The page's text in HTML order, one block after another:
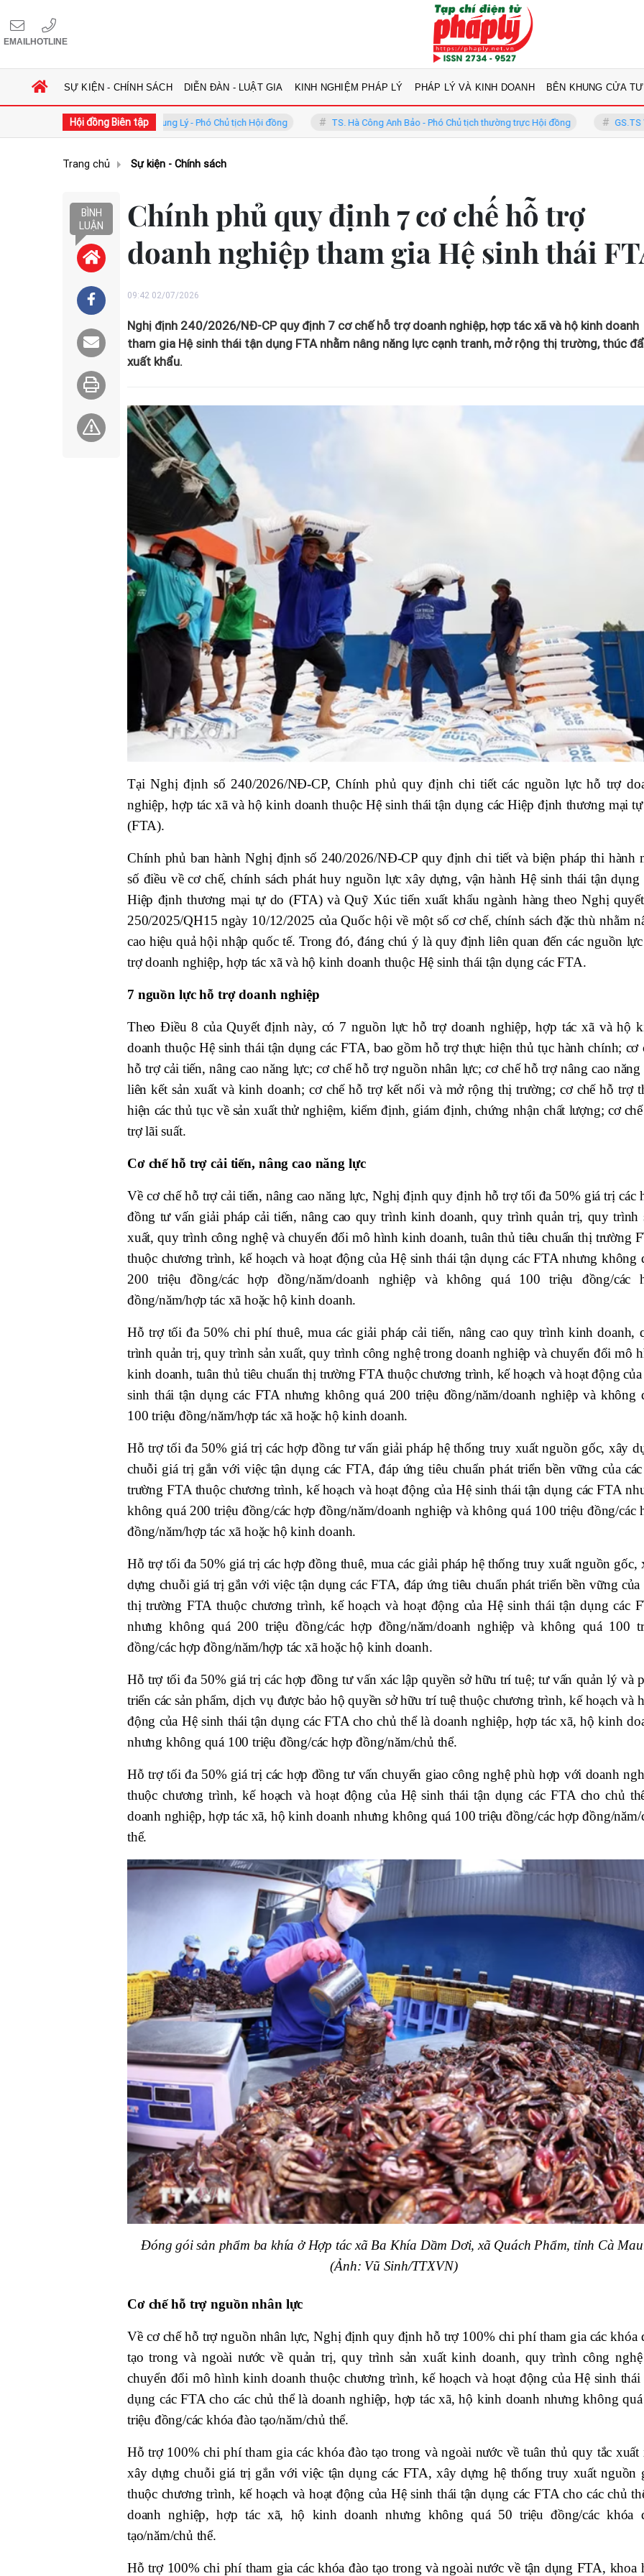
EMAILHOTLINE
SỰ KIỆN - CHÍNH SÁCH DIỄN ĐÀN - LUẬT GIA KINH NGHIỆM PHÁP LÝ PHÁP LÝ VÀ KINH DOANH BÊN KHUNG CỬA
Hội đồng Biên tập
GS.TS. Phan Trung Lý - Phó Chủ tịch Hội đồng TS. Hà Công Anh Bảo - Phó Chủ tịch thường trực Hội đồng GS.TS Võ Khánh
Trang chủ Sự kiện - Chính sách
BÌNH
LUẬN
Chính phủ quy định 7 cơ chế hỗ trợ
doanh nghiệp tham gia Hệ sinh thái
09:42 02/07/2026
Nghị định 240/2026/NĐ-CP quy định 7 cơ chế hỗ trợ doanh nghiệp, hợp tác xã và hộ kinh doanh
tham gia Hệ sinh thái tận dụng FTA nhằm nâng năng lực cạnh tranh, mở rộng thị trường, thúc
xuất khẩu.
Tại Nghị định số 240/2026/NĐ-CP, Chính phủ quy định chi tiết các nguồn lực hỗ trợ
nghiệp, hợp tác xã và hộ kinh doanh thuộc Hệ sinh thái tận dụng các Hiệp định thương mại
(FTA).
Chính phủ ban hành Nghị định số 240/2026/NĐ-CP quy định chi tiết và biện pháp thi hành
số điều về cơ chế, chính sách phát huy nguồn lực xây dựng, vận hành Hệ sinh thái tận dụng
Hiệp định thương mại tự do (FTA) và Quỹ Xúc tiến xuất khẩu ngành hàng theo Nghị
250/2025/QH15 ngày 10/12/2025 của Quốc hội về một số cơ chế, chính sách đặc thù nhằm
cao hiệu quả hội nhập quốc tế. Trong đó, đáng chú ý là quy định liên quan đến các nguồn
trợ doanh nghiệp, hợp tác xã và hộ kinh doanh thuộc Hệ sinh thái tận dụng các FTA.
7 nguồn lực hỗ trợ doanh nghiệp
Theo Điều 8 của Quyết định này, có 7 nguồn lực hỗ trợ doanh nghiệp, hợp tác xã và hộ
doanh thuộc Hệ sinh thái tận dụng các FTA, bao gồm hỗ trợ thực hiện thủ tục hành chính; cơ
hỗ trợ cải tiến, nâng cao năng lực; cơ chế hỗ trợ nguồn nhân lực; cơ chế hỗ trợ nâng cao
liên kết sản xuất và kinh doanh; cơ chế hỗ trợ kết nối và mở rộng thị trường; cơ chế hỗ trợ
hiện các thủ tục về sản xuất thử nghiệm, kiểm định, giám định, chứng nhận chất lượng; cơ
trợ lãi suất.
Cơ chế hỗ trợ cải tiến, nâng cao năng lực
Về cơ chế hỗ trợ cải tiến, nâng cao năng lực, Nghị định quy định hỗ trợ tối đa 50% giá trị các
đồng tư vấn giải pháp cải tiến, nâng cao quy trình kinh doanh, quy trình quản trị, quy trình
xuất, quy trình công nghệ và chuyển đổi mô hình kinh doanh, tuân thủ tiêu chuẩn thị trường
thuộc chương trình, kế hoạch và hoạt động của Hệ sinh thái tận dụng các FTA nhưng không
200 triệu đồng/các hợp đồng/năm/doanh nghiệp và không quá 100 triệu đồng/các
đồng/năm/hợp tác xã hoặc hộ kinh doanh.
Hỗ trợ tối đa 50% chi phí thuê, mua các giải pháp cải tiến, nâng cao quy trình kinh doanh,
trình quản trị, quy trình sản xuất, quy trình công nghệ trong doanh nghiệp và chuyển đổi mô
kinh doanh, tuân thủ tiêu chuẩn thị trường FTA thuộc chương trình, kế hoạch và hoạt động
sinh thái tận dụng các FTA nhưng không quá 200 triệu đồng/năm/doanh nghiệp và không
100 triệu đồng/năm/hợp tác xã hoặc hộ kinh doanh.
Hỗ trợ tối đa 50% giá trị các hợp đồng tư vấn giải pháp hệ thống truy xuất nguồn gốc, xây
chuỗi giá trị gắn với việc tận dụng các FTA, đáp ứng tiêu chuẩn phát triển bền vững của
trường FTA thuộc chương trình, kế hoạch và hoạt động của Hệ sinh thái tận dụng các FTA
không quá 200 triệu đồng/các hợp đồng/năm/doanh nghiệp và không quá 100 triệu đồng/các
đồng/năm/hợp tác xã hoặc hộ kinh doanh.
Hỗ trợ tối đa 50% giá trị các hợp đồng thuê, mua các giải pháp hệ thống truy xuất nguồn gốc,
dựng chuỗi giá trị gắn với việc tận dụng các FTA, đáp ứng tiêu chuẩn phát triển bền vững của
thị trường FTA thuộc chương trình, kế hoạch và hoạt động của Hệ sinh thái tận dụng các
nhưng không quá 200 triệu đồng/các hợp đồng/năm/doanh nghiệp và không quá 100
đồng/các hợp đồng/năm/hợp tác xã hoặc hộ kinh doanh.
Hỗ trợ tối đa 50% giá trị các hợp đồng tư vấn xác lập quyền sở hữu trí tuệ; tư vấn quản lý và
triển các sản phẩm, dịch vụ được bảo hộ quyền sở hữu trí tuệ thuộc chương trình, kế hoạch và
động của Hệ sinh thái tận dụng các FTA cho chủ thể là doanh nghiệp, hợp tác xã, hộ kinh
nhưng không quá 100 triệu đồng/các hợp đồng/năm/chủ thể.
Hỗ trợ tối đa 50% giá trị các hợp đồng tư vấn chuyển giao công nghệ phù hợp với doanh
thuộc chương trình, kế hoạch và hoạt động của Hệ sinh thái tận dụng các FTA cho chủ
doanh nghiệp, hợp tác xã, hộ kinh doanh nhưng không quá 100 triệu đồng/các hợp đồng/năm/
thể.
Đóng gói sản phẩm ba khía ở Hợp tác xã Ba Khía Dầm Dơi, xã Quách Phẩm, tỉnh Cà
(Ảnh: Vũ Sinh/TTXVN)
Cơ chế hỗ trợ nguồn nhân lực
Về cơ chế hỗ trợ nguồn nhân lực, Nghị định quy định hỗ trợ 100% chi phí tham gia các khóa
tạo trong và ngoài nước về quản trị, quy trình sản xuất kinh doanh, quy trình công
chuyển đổi mô hình kinh doanh thuộc chương trình, kế hoạch và hoạt động của Hệ sinh thái
dụng các FTA cho các chủ thể là doanh nghiệp, hợp tác xã, hộ kinh doanh nhưng không
triệu đồng/các khóa đào tạo/năm/chủ thể.
Hỗ trợ 100% chi phí tham gia các khóa đào tạo trong và ngoài nước về tuân thủ quy tắc xuất
xây dựng chuỗi giá trị gắn với việc tận dụng các FTA, xây dựng hệ thống truy xuất nguồn
thuộc chương trình, kế hoạch và hoạt động của Hệ sinh thái tận dụng các FTA cho các chủ
doanh nghiệp, hợp tác xã, hộ kinh doanh nhưng không quá 50 triệu đồng/các khóa
tạo/năm/chủ thể.
Hỗ trợ 100% chi phí tham gia các khóa đào tạo trong và ngoài nước về tận dụng FTA, khoa